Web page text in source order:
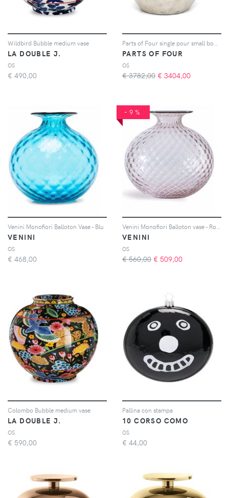
Wildbird Bubble medium vase
LA DOUBLE J.
OS
€ 490,00
PARTS OF FOUR
OS
€ 3782,00 € 3404,00
Venini Monofiori Balloton Vase - Blu
VENINI
OS
€ 468,00
-9%
VENINI
OS
€ 560,00 € 509,00
Colombo Bubble medium vase
LA DOUBLE J.
OS
€ 590,00
Pallina con stampa
10 CORSO COMO
OS
€ 44,00